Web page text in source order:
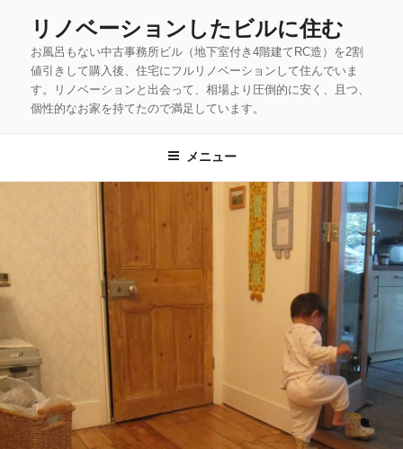
キ
リノベーションしたビルに住む
お風呂もない中古事務所ビル（地下室付き4階建てRC造）を2割
値引きして購入後、住宅にフルリノベーションして住んでいま
す。リノベーションと出会って、相場より圧倒的に安く、且つ、
個性的なお家を持てたので満足しています。
メニュー